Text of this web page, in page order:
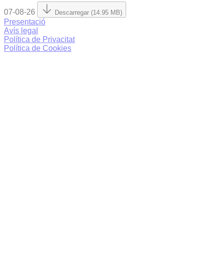
07-08-26 Descarregar (14.95 MB)
Presentació
Avís legal
Política de Privacitat
Política de Cookies